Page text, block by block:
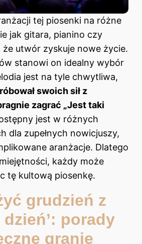
tej piosenki na różne
jak gitara, pianino czy
że utwór zyskuje nowe życie.
stanowi on idealny wybór
jest na tyle chwytliwa,
swoich sił z
zagrać „Jest taki
jest w różnych
dla zupełnych nowicjuszy,
aranżacje. Dlatego
każdy może
tę kultową piosenkę.
grudzień z
porady
granie